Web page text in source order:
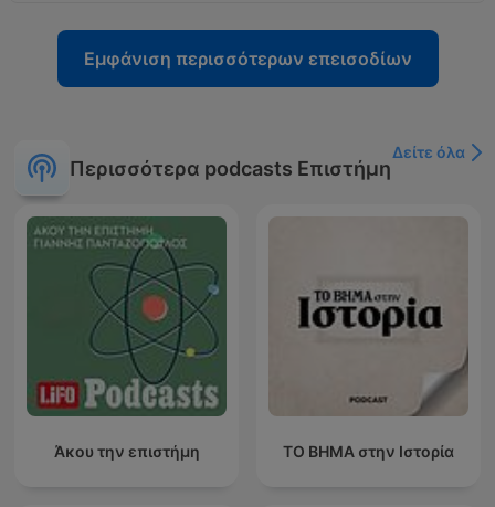
Εμφάνιση περισσότερων επεισοδίων
Περισσότερα podcasts Επιστήμη
Δείτε όλα
Άκου την επιστήμη ΤΟ ΒΗΜΑ στην Ιστορία